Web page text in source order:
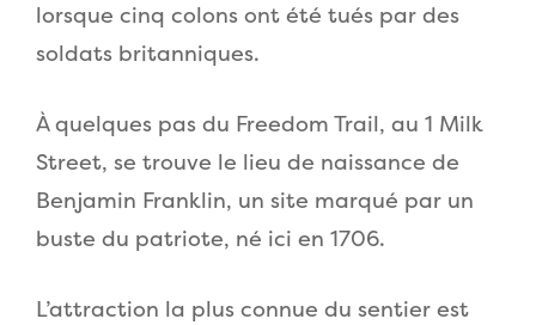
lorsque cinq colons ont été tués par des
soldats britanniques.
À quelques pas du Freedom Trail, au 1 Milk
Street, se trouve le lieu de naissance de
Benjamin Franklin, un site marqué par un
buste du patriote, né ici en 1706.
L’attraction la plus connue du sentier est